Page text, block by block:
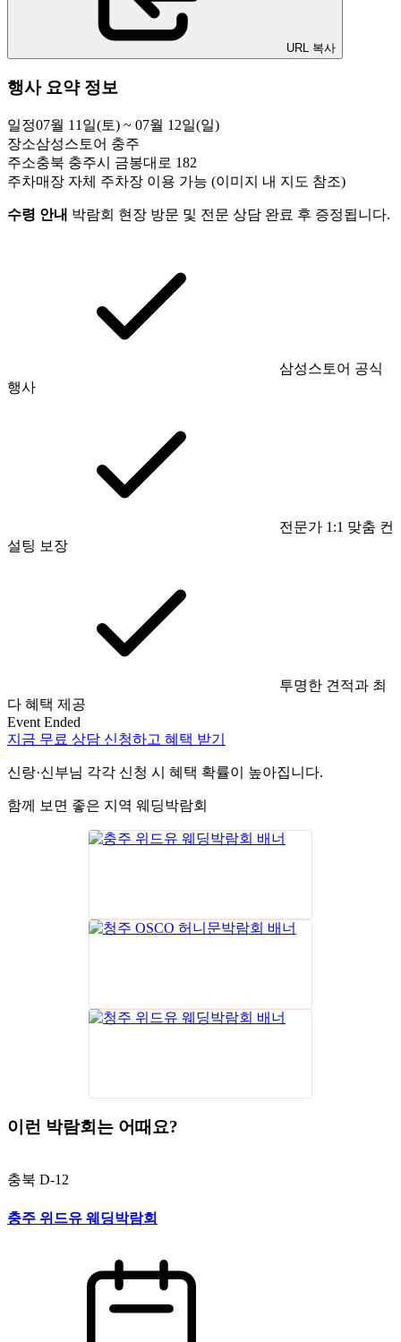
URL 복사
행사 요약 정보
일정07월 11일(토) ~ 07월 12일(일)
장소삼성스토어 충주
주소충북 충주시 금봉대로 182
주차매장 자체 주차장 이용 가능 (이미지 내 지도 참조)
수령 안내 박람회 현장 방문 및 전문 상담 완료 후 증정됩니다.
삼성스토어 공식
행사
전문가 1:1 맞춤 컨
설팅 보장
투명한 견적과 최
다 혜택 제공
Event Ended
지금 무료 상담 신청하고 혜택 받기
신랑·신부님 각각 신청 시 혜택 확률이 높아집니다.
함께 보면 좋은 지역 웨딩박람회
이런 박람회는 어때요?
충북 D-12
충주 위드유 웨딩박람회